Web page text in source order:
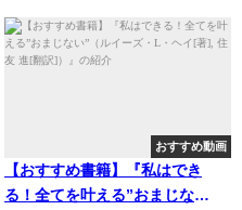
おすすめ動画
【おすすめ書籍】『私はでき
る！全てを叶える”おまじな